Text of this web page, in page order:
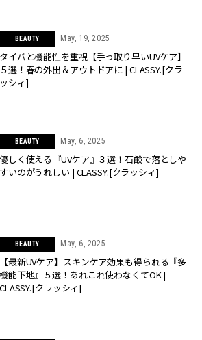
BEAUTY May, 19, 2025
タイパと機能性を重視【手っ取り早いUVケア】
５選！春の外出＆アウトドアに | CLASSY.[クラ
ッシィ]
BEAUTY May, 6, 2025
優しく使える『UVケア』３選！石鹸で落としや
すいのがうれしい | CLASSY.[クラッシィ]
BEAUTY May, 6, 2025
【最新UVケア】スキンケア効果も得られる『多
機能下地』５選！あれこれ使わなくてOK |
CLASSY.[クラッシィ]